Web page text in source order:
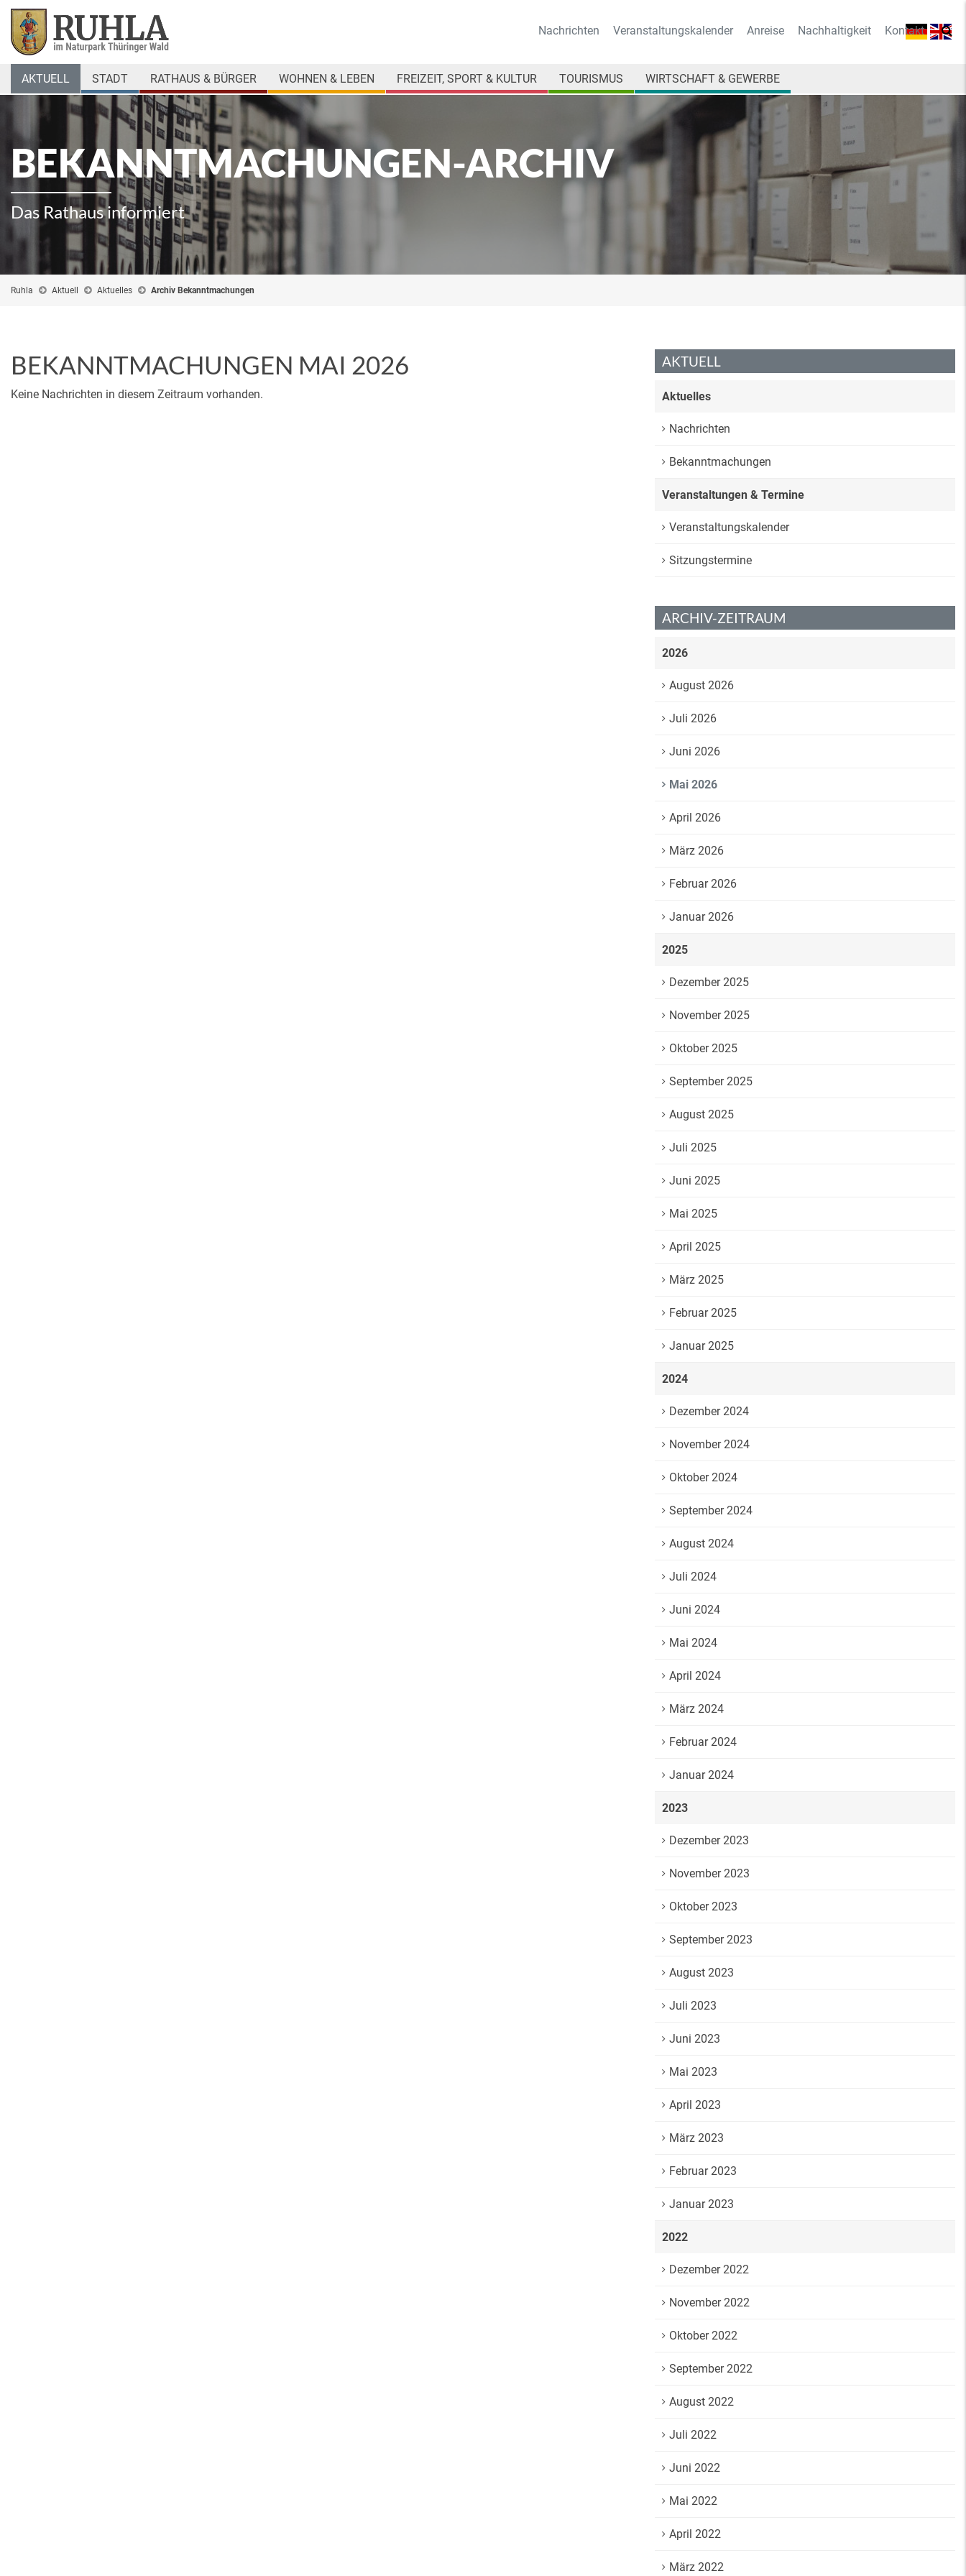
Nachrichten Veranstaltungskalender Anreise Nachhaltigkeit Kontakt
AKTUELL STADT RATHAUS & BÜRGER WOHNEN & LEBEN FREIZEIT, SPORT & KULTUR TOURISMUS WIRTSCHAFT & GEWERBE
BEKANNTMACHUNGEN-ARCHIV
Das Rathaus informiert
Ruhla Aktuell Aktuelles Archiv Bekanntmachungen
BEKANNTMACHUNGEN MAI 2026
Keine Nachrichten in diesem Zeitraum vorhanden.
AKTUELL
Aktuelles
Nachrichten
Bekanntmachungen
Veranstaltungen & Termine
Veranstaltungskalender
Sitzungstermine
ARCHIV-ZEITRAUM
2026
August 2026
Juli 2026
Juni 2026
Mai 2026
April 2026
März 2026
Februar 2026
Januar 2026
2025
Dezember 2025
November 2025
Oktober 2025
September 2025
August 2025
Juli 2025
Juni 2025
Mai 2025
April 2025
März 2025
Februar 2025
Januar 2025
2024
Dezember 2024
November 2024
Oktober 2024
September 2024
August 2024
Juli 2024
Juni 2024
Mai 2024
April 2024
März 2024
Februar 2024
Januar 2024
2023
Dezember 2023
November 2023
Oktober 2023
September 2023
August 2023
Juli 2023
Juni 2023
Mai 2023
April 2023
März 2023
Februar 2023
Januar 2023
2022
Dezember 2022
November 2022
Oktober 2022
September 2022
August 2022
Juli 2022
Juni 2022
Mai 2022
April 2022
März 2022